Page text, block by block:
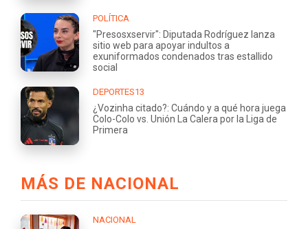
POLÍTICA
"Presosxservir": Diputada Rodríguez lanza
sitio web para apoyar indultos a
exuniformados condenados tras estallido
social
DEPORTES13
¿Vozinha citado?: Cuándo y a qué hora juega
Colo-Colo vs. Unión La Calera por la Liga de
Primera
MÁS DE NACIONAL
NACIONAL